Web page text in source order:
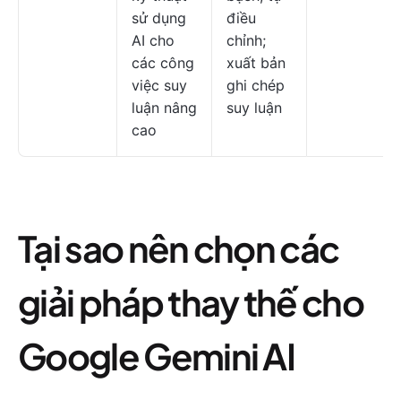
sử dụng
AI cho
các công
việc suy
luận nâng
cao
điều
chỉnh;
xuất bản
ghi chép
suy luận
Tại sao nên chọn các
giải pháp thay thế cho
Google Gemini AI